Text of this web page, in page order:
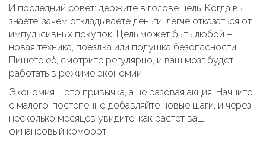
И последний совет: держите в голове цель. Когда вы
знаете, зачем откладываете деньги, легче отказаться от
импульсивных покупок. Цель может быть любой –
новая техника, поездка или подушка безопасности.
Пишете её, смотрите регулярно, и ваш мозг будет
работать в режиме экономии.
Экономия – это привычка, а не разовая акция. Начните
с малого, постепенно добавляйте новые шаги, и через
несколько месяцев увидите, как растёт ваш
финансовый комфорт.